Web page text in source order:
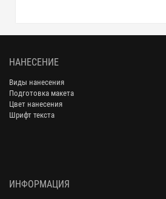
НАНЕСЕНИЕ
Виды нанесения
Подготовка макета
Цвет нанесения
Шрифт текста
ИНФОРМАЦИЯ